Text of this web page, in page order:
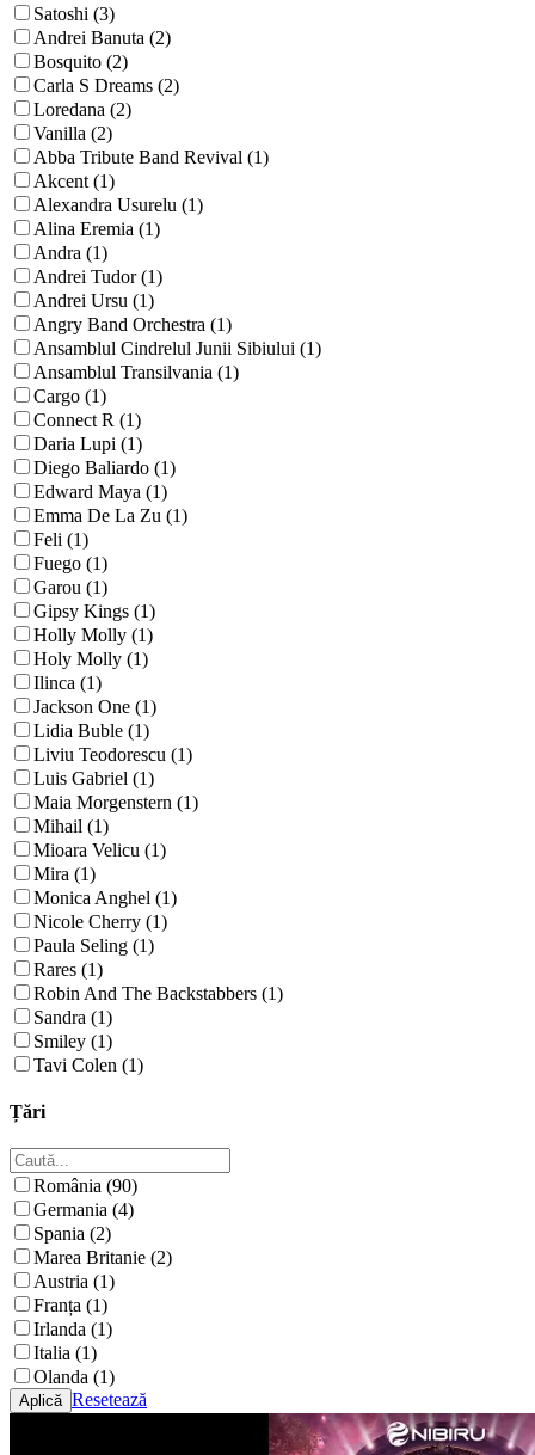
Satoshi (3)
Andrei Banuta (2)
Bosquito (2)
Carla S Dreams (2)
Loredana (2)
Vanilla (2)
Abba Tribute Band Revival (1)
Akcent (1)
Alexandra Usurelu (1)
Alina Eremia (1)
Andra (1)
Andrei Tudor (1)
Andrei Ursu (1)
Angry Band Orchestra (1)
Ansamblul Cindrelul Junii Sibiului (1)
Ansamblul Transilvania (1)
Cargo (1)
Connect R (1)
Daria Lupi (1)
Diego Baliardo (1)
Edward Maya (1)
Emma De La Zu (1)
Feli (1)
Fuego (1)
Garou (1)
Gipsy Kings (1)
Holly Molly (1)
Holy Molly (1)
Ilinca (1)
Jackson One (1)
Lidia Buble (1)
Liviu Teodorescu (1)
Luis Gabriel (1)
Maia Morgenstern (1)
Mihail (1)
Mioara Velicu (1)
Mira (1)
Monica Anghel (1)
Nicole Cherry (1)
Paula Seling (1)
Rares (1)
Robin And The Backstabbers (1)
Sandra (1)
Smiley (1)
Tavi Colen (1)
Țări
România (90)
Germania (4)
Spania (2)
Marea Britanie (2)
Austria (1)
Franța (1)
Irlanda (1)
Italia (1)
Olanda (1)
Resetează